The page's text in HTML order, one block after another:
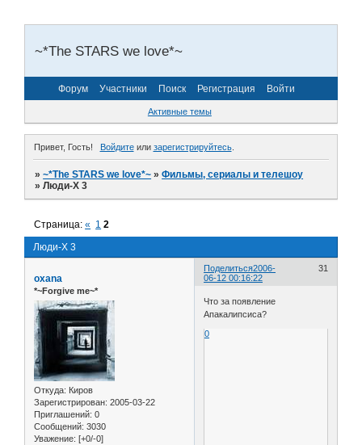
~*The STARS we love*~
Форум Участники Поиск Регистрация Войти
Активные темы
Привет, Гость! Войдитеили зарегистрируйтесь.
»~*The STARS we love*~ »Фильмы, сериалы и телешоу
»Люди-Х 3
Люди-Х 3
Страница:« 1 2
Поделиться 31
2006-
06-12 00:16:22
oxana
*~Forgive me~*
Откуда: Киров
Зарегистрирован: 2005-03-22
Приглашений: 0
Сообщений: 3030
Уважение: [+0/-0]
Что за появление
Апакалипсиса?
0